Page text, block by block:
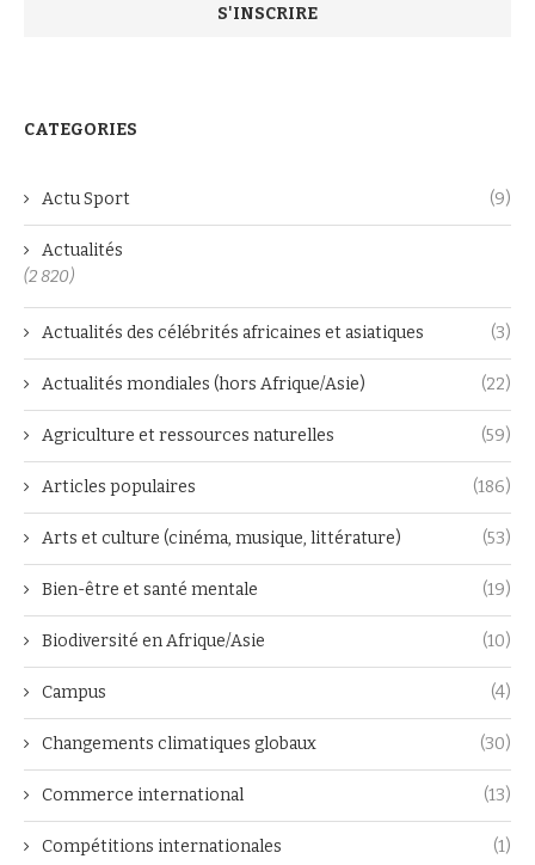
CATEGORIES
Actu Sport (9)
Actualités
(2 820)
Actualités des célébrités africaines et asiatiques (3)
Actualités mondiales (hors Afrique/Asie) (22)
Agriculture et ressources naturelles (59)
Articles populaires (186)
Arts et culture (cinéma, musique, littérature) (53)
Bien-être et santé mentale (19)
Biodiversité en Afrique/Asie (10)
Campus (4)
Changements climatiques globaux (30)
Commerce international (13)
Compétitions internationales (1)